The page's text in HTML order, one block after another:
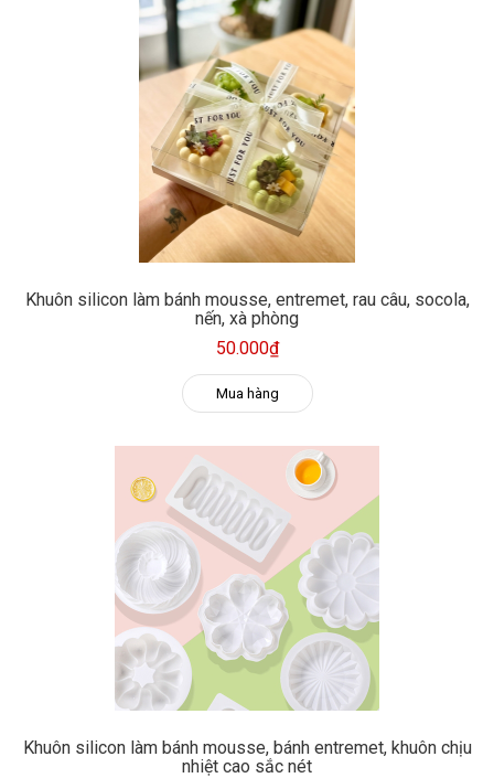
Khuôn silicon làm bánh mousse, entremet, rau câu, socola,
nến, xà phòng
50.000₫
Mua hàng
Khuôn silicon làm bánh mousse, bánh entremet, khuôn chịu
nhiệt cao sắc nét